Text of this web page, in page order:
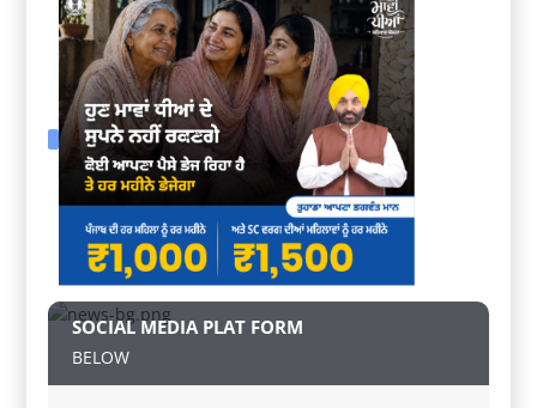
SOCIAL MEDIA PLAT FORM
BELOW